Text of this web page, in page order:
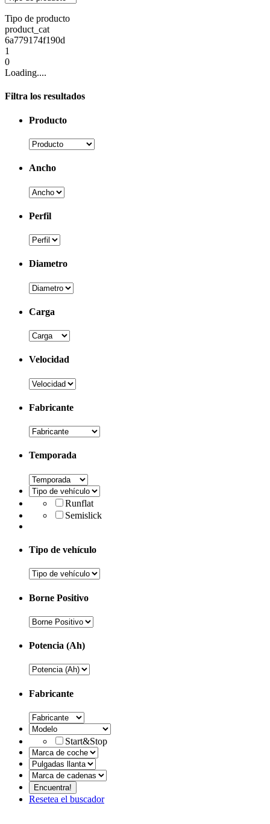
Tipo de producto
product_cat
6a779174f190d
1
0
Loading....
Filtra los resultados
Producto
Ancho
Perfil
Diametro
Carga
Velocidad
Fabricante
Temporada
Runflat
Semislick
Tipo de vehículo
Borne Positivo
Potencia (Ah)
Fabricante
Start&Stop
Resetea el buscador